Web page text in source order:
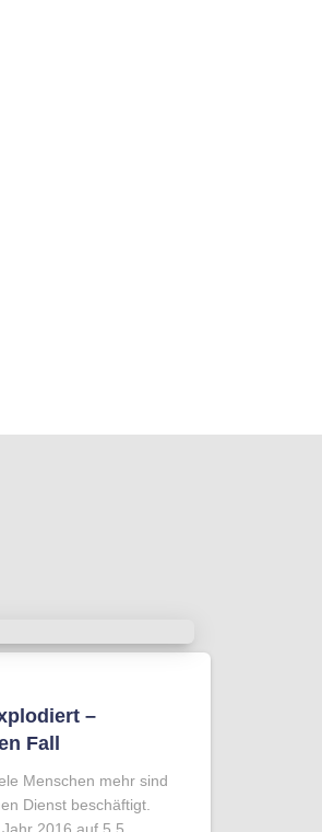
–
Fall
Menschen mehr sind
Dienst beschäftigt.